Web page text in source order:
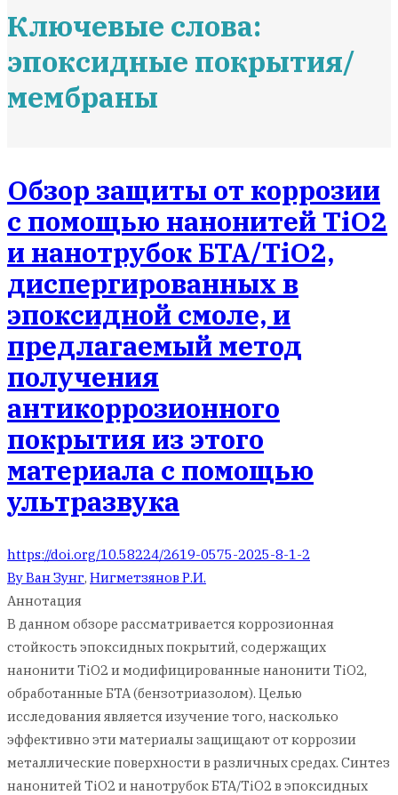
Ключевые слова:
эпоксидные покрытия/
мембраны
Обзор защиты от коррозии
с помощью нанонитей TiO2
и нанотрубок БТА/TiO2,
диспергированных в
эпоксидной смоле, и
предлагаемый метод
получения
антикоррозионного
покрытия из этого
материала с помощью
ультразвука
https://doi.org/10.58224/2619-0575-2025-8-1-2
Ву Ван Зунг, Нигметзянов Р.И.
Аннотация
В данном обзоре рассматривается коррозионная
стойкость эпоксидных покрытий, содержащих
нанонити TiO2 и модифицированные нанонити TiO2,
обработанные БТА (бензотриазолом). Целью
исследования является изучение того, насколько
эффективно эти материалы защищают от коррозии
металлические поверхности в различных средах. Синтез
нанонитей TiO2 и нанотрубок БТА/TiO2 в эпоксидных